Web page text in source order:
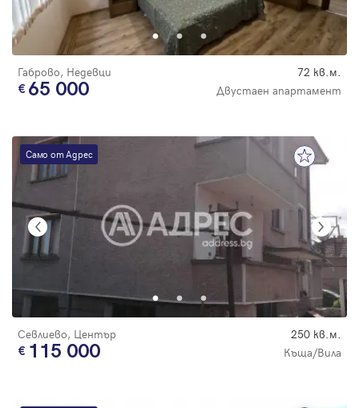
Габрово, Недевци 72 кв.м.
65 000 Двустаен апартамент
Само от Адрес
Севлиево, Център 250 кв.м.
115 000 Къща/Вила
Парола